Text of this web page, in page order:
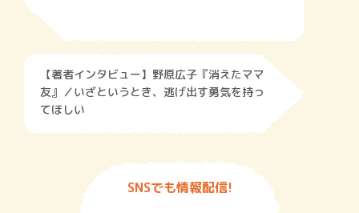
【著者インタビュー】野原広子『消えたママ
友』／いざというとき、逃げ出す勇気を持っ
てほしい
SNSでも情報配信!